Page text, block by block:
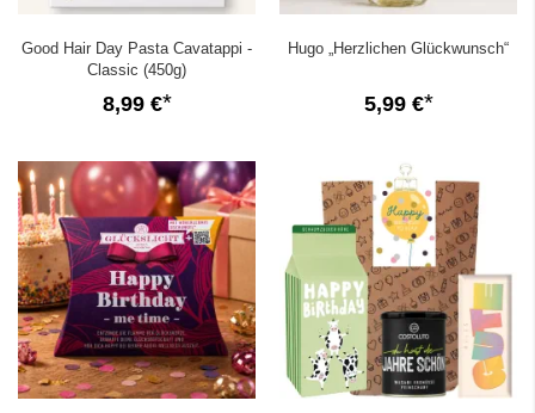
Good Hair Day Pasta Cavatappi -
Classic (450g)
8,99 €
Hugo „Herzlichen Glückwunsch“
5,99 €